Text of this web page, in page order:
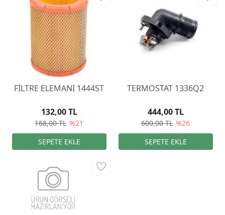
FİLTRE ELEMANI 1444ST
168,00 TL %21
132,00 TL
TERMOSTAT 1336Q2
600,00 TL %26
444,00 TL